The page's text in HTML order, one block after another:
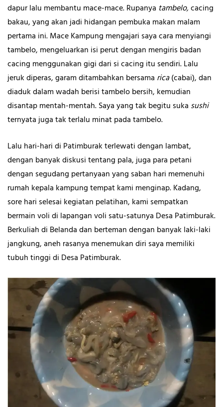
dapur lalu membantu mace-mace. Rupanya tambelo,cacing
bakau, yang akan jadi hidangan pembuka makan malam
pertama ini. Mace Kampung mengajari saya cara menyiangi
tambelo, mengeluarkan isi perut dengan mengiris badan
cacing menggunakan gigi dari si cacing itu sendiri. Lalu
jeruk diperas, garam ditambahkan bersama rica(cabai), dan
diaduk dalam wadah berisi tambelo bersih, kemudian
disantap mentah-mentah. Saya yang tak begitu suka sushi
ternyata juga tak terlalu minat pada tambelo.
Lalu hari-hari di Patimburak terlewati dengan lambat,
dengan banyak diskusi tentang pala, juga para petani
dengan segudang pertanyaan yang saban hari memenuhi
rumah kepala kampung tempat kami menginap. Kadang,
sore hari selesai kegiatan pelatihan, kami sempatkan
bermain voli di lapangan voli satu-satunya Desa Patimburak.
Berkuliah di Belanda dan berteman dengan banyak laki-laki
jangkung, aneh rasanya menemukan diri saya memiliki
tubuh tinggi di Desa Patimburak.